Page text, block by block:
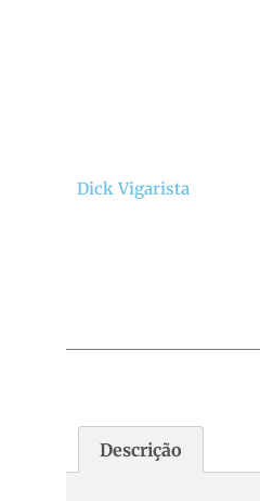
Dick Vigarista
Descrição